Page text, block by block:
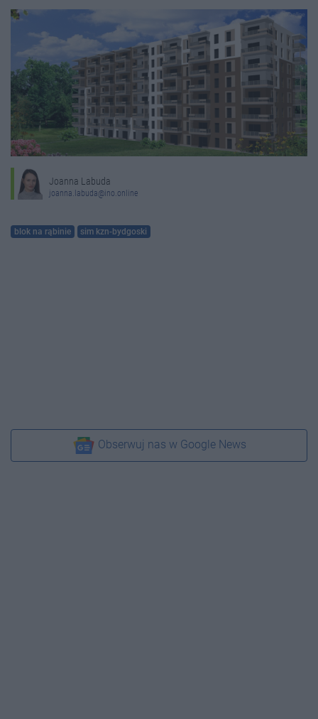
Joanna Labuda
joanna.labuda@ino.online
blok na rąbinie sim kzn-bydgoski
Obserwuj nas w Google News